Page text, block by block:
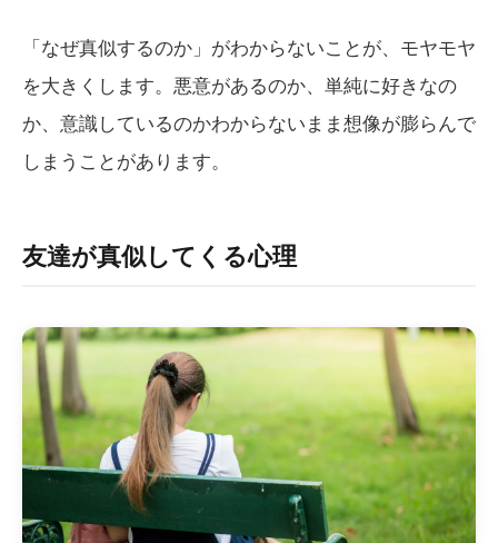
「なぜ真似するのか」がわからないことが、モヤモヤ
を大きくします。悪意があるのか、単純に好きなの
か、意識しているのかわからないまま想像が膨らんで
しまうことがあります。
友達が真似してくる心理